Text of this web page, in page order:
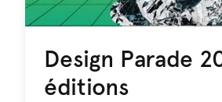
Design Parade
éditions